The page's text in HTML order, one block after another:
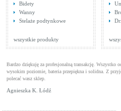
Bidety
Wanny
Stelaże podtynkowe
wszystkie produkty
Bardzo dziękuję za profesjonalną transakcję. Wszystko
wysokim poziomie, bateria przepiękna i solidna. Z
polecać wasz sklep.
Agnieszka K. Łódź